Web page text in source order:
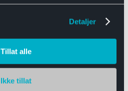
Detaljer
Tillat alle
Ikke tillat